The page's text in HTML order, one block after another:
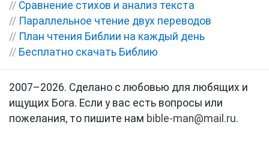
// Сравнение стихов и анализ текста
// Параллельное чтение двух переводов
// План чтения Библии на каждый день
// Бесплатно скачать Библию
2007–2026. Сделано с любовью для любящих и
ищущих Бога. Если у вас есть вопросы или
пожелания, то пишите нам bible-man@mail.ru.